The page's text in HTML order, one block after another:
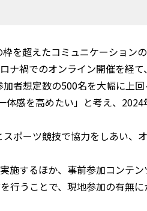
を超えたコミュニケーション
ナ禍でのオンライン開催を経
者想定数の500名を大幅に上回
感を高めたい」と考え、
ポーツ競技で協力をしあい、
施するほか、事前参加コンテ
行うことで、現地参加の有無